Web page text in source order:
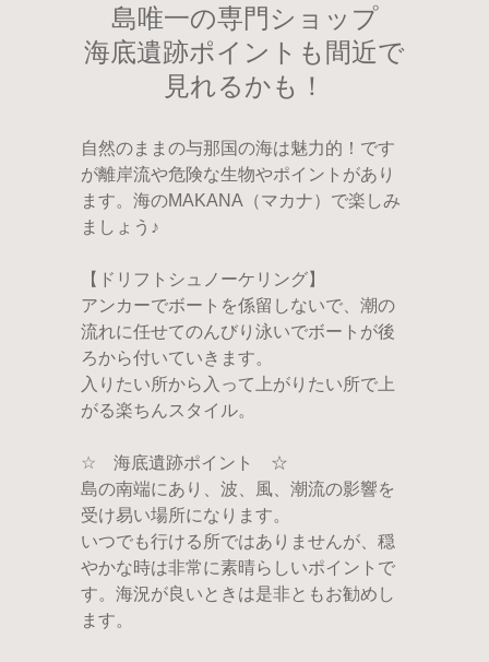
島唯一の専門ショップ
海底遺跡ポイントも間近で
見れるかも！
自然のままの与那国の海は魅力的！です
が離岸流や危険な生物やポイントがあり
ます。海のMAKANA（マカナ）で楽しみ
ましょう♪
【ドリフトシュノーケリング】
アンカーでボートを係留しないで、潮の
流れに任せてのんびり泳いでボートが後
ろから付いていきます。
入りたい所から入って上がりたい所で上
がる楽ちんスタイル。
☆ 海底遺跡ポイント ☆
島の南端にあり、波、風、潮流の影響を
受け易い場所になります。
いつでも行ける所ではありませんが、穏
やかな時は非常に素晴らしいポイントで
す。海況が良いときは是非ともお勧めし
ます。